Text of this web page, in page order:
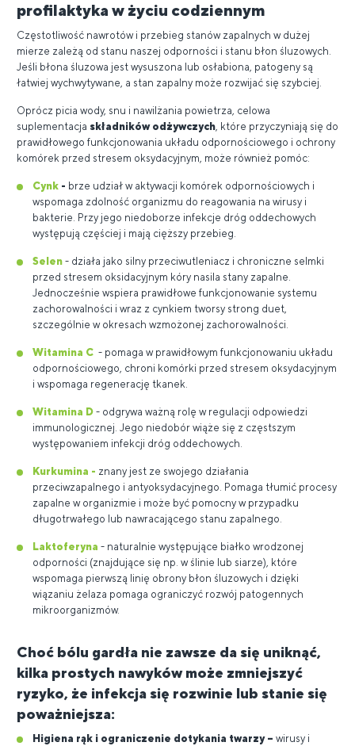
profilaktyka w życiu codziennym
Częstotliwość nawrotów i przebieg stanów zapalnych w dużej
mierze zależą od stanu naszej odporności i stanu błon śluzowych.
Jeśli błona śluzowa jest wysuszona lub osłabiona, patogeny są
łatwiej wychwytywane, a stan zapalny może rozwijać się szybciej.
Oprócz picia wody, snu i nawilżania powietrza, celowa
suplementacja składników odżywczych, które przyczyniają się do
prawidłowego funkcjonowania układu odpornościowego i ochrony
komórek przed stresem oksydacyjnym, może również pomóc:
Cynk - brze udział w aktywacji komórek odpornościowych i
wspomaga zdolność organizmu do reagowania na wirusy i
bakterie. Przy jego niedoborze infekcje dróg oddechowych
występują częściej i mają cięższy przebieg.
Selen - działa jako silny przeciwutleniacz i chroniczne selmki
przed stresem oksidacyjnym kóry nasila stany zapalne.
Jednocześnie wspiera prawidłowe funkcjonowanie systemu
zachorowalności i wraz z cynkiem tworsy strong duet,
szczególnie w okresach wzmożonej zachorowalności.
Witamina C - pomaga w prawidłowym funkcjonowaniu układu
odpornościowego, chroni komórki przed stresem oksydacyjnym
i wspomaga regenerację tkanek.
Witamina D - odgrywa ważną rolę w regulacji odpowiedzi
immunologicznej. Jego niedobór wiąże się z częstszym
występowaniem infekcji dróg oddechowych.
Kurkumina - znany jest ze swojego działania
przeciwzapalnego i antyoksydacyjnego. Pomaga tłumić procesy
zapalne w organizmie i może być pomocny w przypadku
długotrwałego lub nawracającego stanu zapalnego.
Laktoferyna - naturalnie występujące białko wrodzonej
odporności (znajdujące się np. w ślinie lub siarze), które
wspomaga pierwszą linię obrony błon śluzowych i dzięki
wiązaniu żelaza pomaga ograniczyć rozwój patogennych
mikroorganizmów.
Choć bólu gardła nie zawsze da się uniknąć,
kilka prostych nawyków może zmniejszyć
ryzyko, że infekcja się rozwinie lub stanie się
poważniejsza:
Higiena rąk i ograniczenie dotykania twarzy – wirusy i